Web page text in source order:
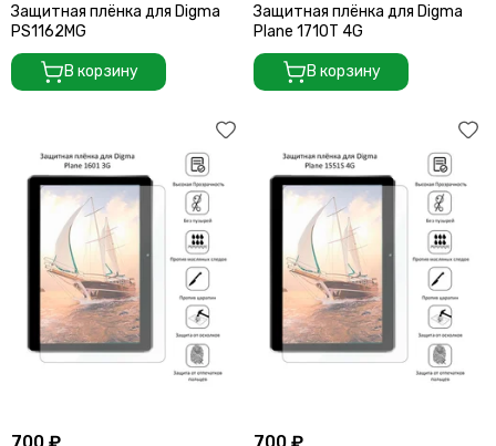
Защитная плёнка для Digma
PS1162MG
В корзину
Защитная плёнка для Digma
Plane 1710T 4G
В корзину
700 ₽ 700 ₽